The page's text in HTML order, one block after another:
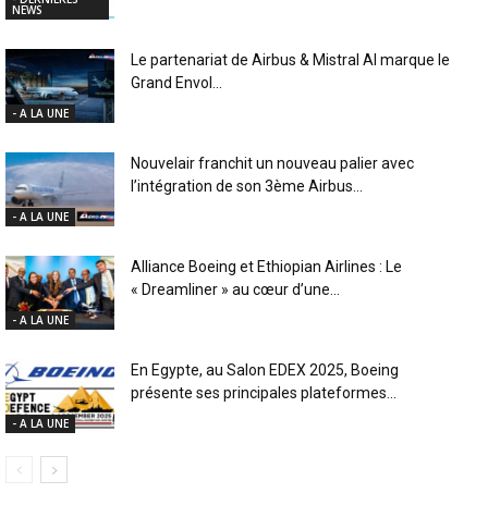
NEWS
- A LA UNE
Le partenariat de Airbus & Mistral AI marque le
Grand Envol...
- A LA UNE
Nouvelair franchit un nouveau palier avec
l’intégration de son 3ème Airbus...
- A LA UNE
Alliance Boeing et Ethiopian Airlines : Le
« Dreamliner » au cœur d’une...
- A LA UNE
En Egypte, au Salon EDEX 2025, Boeing
présente ses principales plateformes...